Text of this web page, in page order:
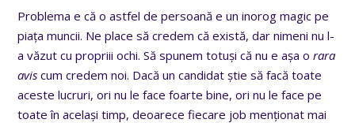
Problema e că o astfel de persoană e un inorog magic pe
piața muncii. Ne place să credem că există, dar nimeni nu l-
a văzut cu propriii ochi. Să spunem totuși că nu e așa orara
avis cum credem noi. Dacă un candidat știe să facă toate
aceste lucruri, ori nu le face foarte bine, ori nu le face pe
toate în același timp, deoarece fiecare job menționat mai